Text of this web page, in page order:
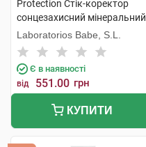
Protection Стік-коректор
сонцезахисний мінеральний
для контуру очей з
фізичними фільтрами SPF50
4 г 1 стік
Laboratorios Babe, S.L.
Є в наявності
від 551.00 грн
КУПИТИ